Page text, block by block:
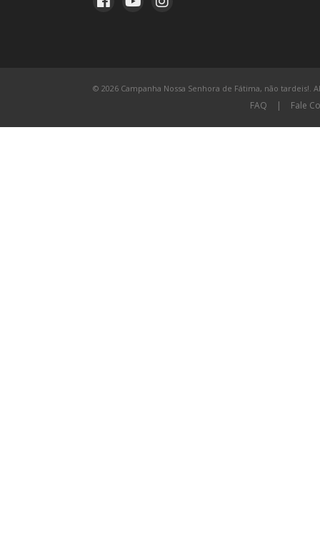
© 2026 Campanha Nossa Senhora de Fátima, não tardeis!.
FAQ | Fale